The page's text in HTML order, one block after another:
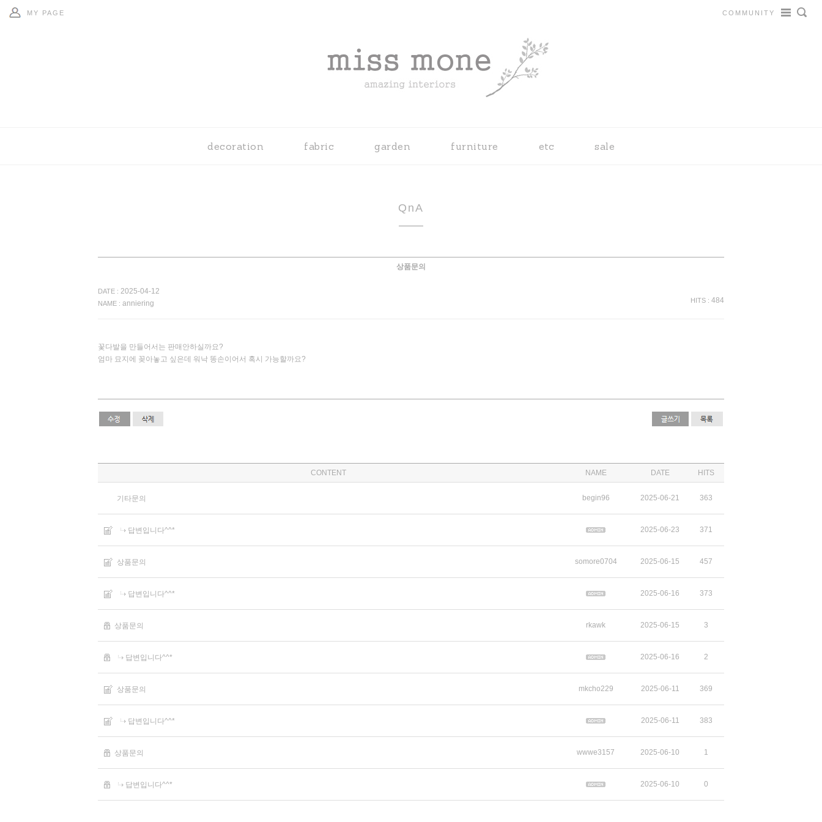
MY PAGE COMMUNITY
decoration fabric garden furniture etc sale
QnA
상품문의
DATE : 2025-04-12
NAME : anniering HITS : 484
꽃다발을 만들어서는 판매안하실까요?
엄마 묘지에 꽂아놓고 싶은데 워낙 똥손이어서 혹시 가능할까요?
CONTENT NAME DATE HITS
기타문의 begin96 2025-06-21 363
답변입니다^^* 2025-06-23 371
상품문의 somore0704 2025-06-15 457
답변입니다^^* 2025-06-16 373
상품문의 rkawk 2025-06-15 3
답변입니다^^* 2025-06-16 2
상품문의 mkcho229 2025-06-11 369
답변입니다^^* 2025-06-11 383
상품문의 wwwe3157 2025-06-10 1
답변입니다^^* 2025-06-10 0